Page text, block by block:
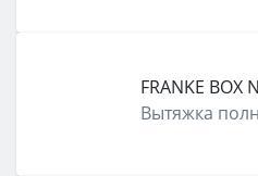
FRANKE BOX
Вытяжка